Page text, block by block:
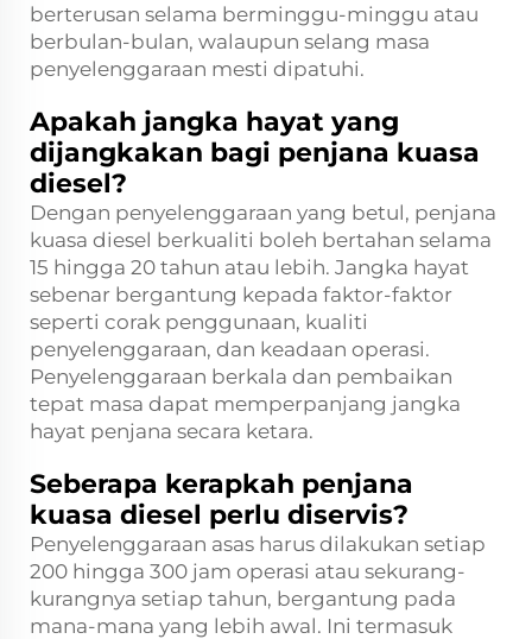
berterusan selama berminggu-minggu atau
berbulan-bulan, walaupun selang masa
penyelenggaraan mesti dipatuhi.
Apakah jangka hayat yang
dijangkakan bagi penjana kuasa
diesel?
Dengan penyelenggaraan yang betul, penjana
kuasa diesel berkualiti boleh bertahan selama
15 hingga 20 tahun atau lebih. Jangka hayat
sebenar bergantung kepada faktor-faktor
seperti corak penggunaan, kualiti
penyelenggaraan, dan keadaan operasi.
Penyelenggaraan berkala dan pembaikan
tepat masa dapat memperpanjang jangka
hayat penjana secara ketara.
Seberapa kerapkah penjana
kuasa diesel perlu diservis?
Penyelenggaraan asas harus dilakukan setiap
200 hingga 300 jam operasi atau sekurang-
kurangnya setiap tahun, bergantung pada
mana-mana yang lebih awal. Ini termasuk